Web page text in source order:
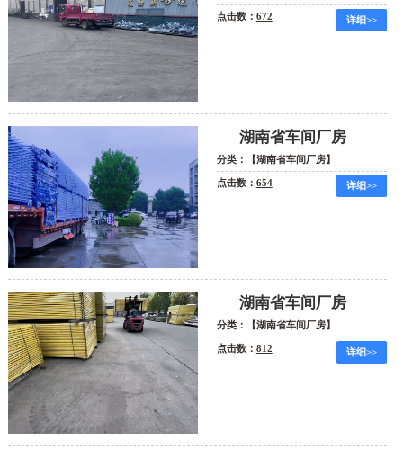
点击数： 672 详细>>
湖南省车间厂房
分类：【湖南省车间厂房】
点击数： 654 详细>>
湖南省车间厂房
分类：【湖南省车间厂房】
点击数： 812 详细>>